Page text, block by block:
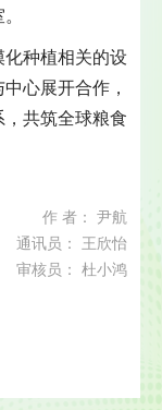
种植相关的设
心展开合作，
共筑全球粮食
作 者： 尹航
通讯员： 王欣怡
审核员： 杜小鸿